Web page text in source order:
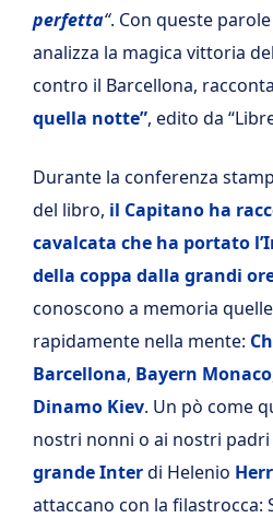
perfetta“. Con queste parole
analizza la magica vittoria del
contro il Barcellona,
quella notte”, edito da
Durante la conferenza
del libro, il Capitano ha
cavalcata che ha portato
della coppa dalla grandi
conoscono a memoria
rapidamente nella mente:
Barcellona, Bayern Monaco
Dinamo Kiev. Un pò come
nostri nonni o ai nostri
grande Interdi Helenio
attaccano con la filastrocca: